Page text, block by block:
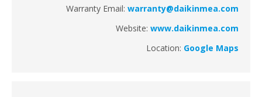
Warranty Email:warranty@daikinmea.com
Website:www.daikinmea.com
Location:Google Maps